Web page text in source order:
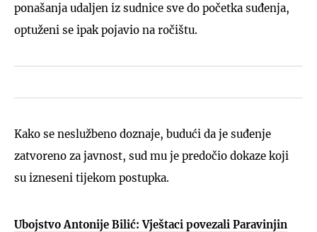
ponašanja udaljen iz sudnice sve do početka suđenja,
optuženi se ipak pojavio na ročištu.
Kako se neslužbeno doznaje, budući da je suđenje
zatvoreno za javnost, sud mu je predočio dokaze koji
su izneseni tijekom postupka.
Ubojstvo Antonije Bilić: Vještaci povezali Paravinjin